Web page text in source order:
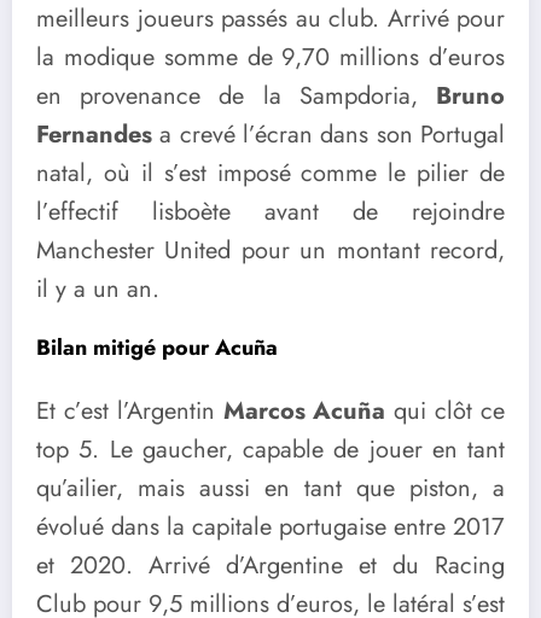
meilleurs joueurs passés au club. Arrivé pour
la modique somme de 9,70 millions d’euros
en provenance de la Sampdoria, Bruno
Fernandes a crevé l’écran dans son Portugal
natal, où il s’est imposé comme le pilier de
l’effectif lisboète avant de rejoindre
Manchester United pour un montant record,
il y a un an.
Bilan mitigé pour Acuña
Et c’est l’Argentin Marcos Acuña qui clôt ce
top 5. Le gaucher, capable de jouer en tant
qu’ailier, mais aussi en tant que piston, a
évolué dans la capitale portugaise entre 2017
et 2020. Arrivé d’Argentine et du Racing
Club pour 9,5 millions d’euros, le latéral s’est